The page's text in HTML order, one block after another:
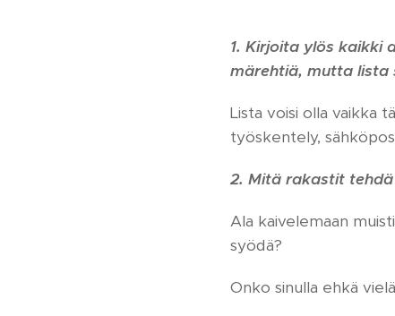
1. Kirjoita ylös kaikki
märehtiä, mutta lista
Lista voisi olla vaikka
työskentely,
2. Mitä rakastit
Ala kaivelemaan
syödä?
Onko sinulla ehkä